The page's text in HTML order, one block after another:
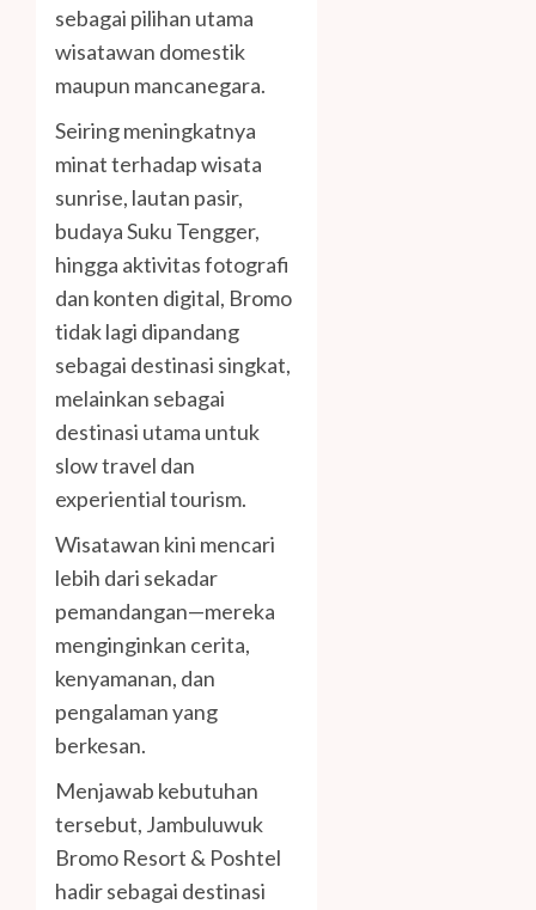
sebagai pilihan utama
wisatawan domestik
maupun mancanegara.
Seiring meningkatnya
minat terhadap wisata
sunrise, lautan pasir,
budaya Suku Tengger,
hingga aktivitas fotografi
dan konten digital, Bromo
tidak lagi dipandang
sebagai destinasi singkat,
melainkan sebagai
destinasi utama untuk
slow travel dan
experiential tourism.
Wisatawan kini mencari
lebih dari sekadar
pemandangan—mereka
menginginkan cerita,
kenyamanan, dan
pengalaman yang
berkesan.
Menjawab kebutuhan
tersebut, Jambuluwuk
Bromo Resort & Poshtel
hadir sebagai destinasi